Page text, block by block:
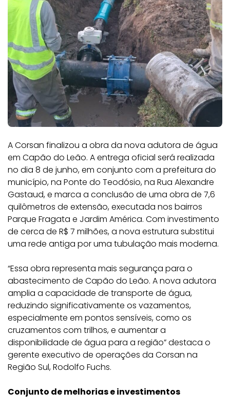
A Corsan finalizou a obra da nova adutora de água
em Capão do Leão. A entrega oficial será realizada
no dia 8 de junho, em conjunto com a prefeitura do
município, na Ponte do Teodósio, na Rua Alexandre
Gastaud, e marca a conclusão de uma obra de 7,6
quilômetros de extensão, executada nos bairros
Parque Fragata e Jardim América. Com investimento
de cerca de R$ 7 milhões, a nova estrutura substitui
uma rede antiga por uma tubulação mais moderna.
“Essa obra representa mais segurança para o
abastecimento de Capão do Leão. A nova adutora
amplia a capacidade de transporte de água,
reduzindo significativamente os vazamentos,
especialmente em pontos sensíveis, como os
cruzamentos com trilhos, e aumentar a
disponibilidade de água para a região” destaca o
gerente executivo de operações da Corsan na
Região Sul, Rodolfo Fuchs.
Conjunto de melhorias e investimentos